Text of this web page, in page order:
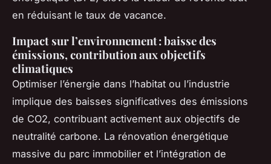
en réduisant le taux de vacance.
Impact sur l’environnement : baisse des
émissions, contribution aux objectifs
climatiques
Optimiser l’énergie dans l’habitat ou l’industrie
implique des baisses significatives des émissions
de CO2, contribuant activement aux objectifs de
neutralité carbone. La rénovation énergétique
massive du parc immobilier et l’intégration de